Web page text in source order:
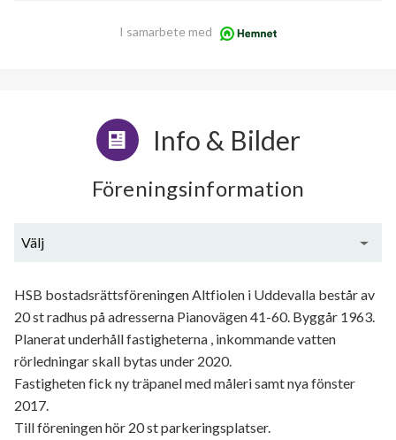
I samarbete med
Info & Bilder
Föreningsinformation
Välj
HSB bostadsrättsföreningen Altfiolen i Uddevalla består av
20 st radhus på adresserna Pianovägen 41-60. Byggår 1963.
Planerat underhåll fastigheterna , inkommande vatten
rörledningar skall bytas under 2020.
Fastigheten fick ny träpanel med måleri samt nya fönster
2017.
Till föreningen hör 20 st parkeringsplatser.